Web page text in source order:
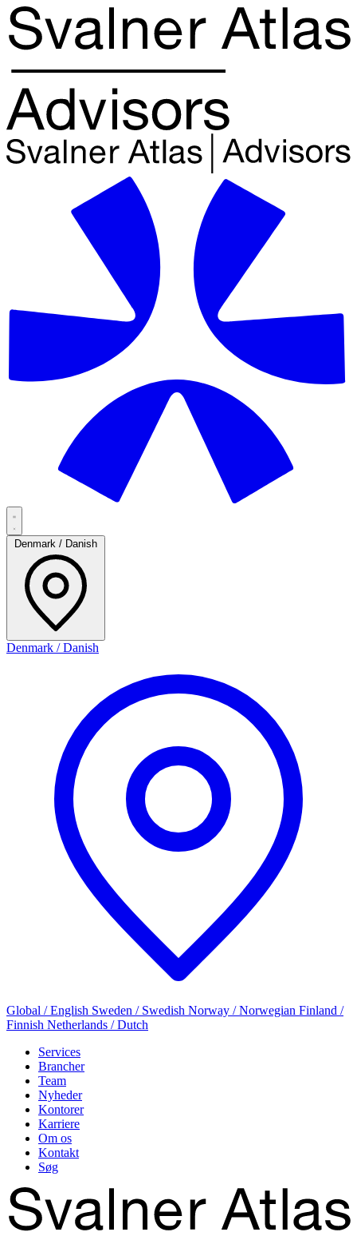
Denmark / Danish
Denmark / Danish
Global / English Sweden / Swedish Norway / Norwegian Finland /
Finnish Netherlands / Dutch
Services
Brancher
Team
Nyheder
Kontorer
Karriere
Om os
Kontakt
Søg